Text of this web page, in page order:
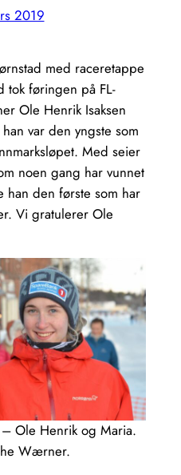
2019
med raceretappe
tok føringen på FL-
Ole Henrik Isaksen
var den yngste som
Med seier
noen gang har vunnet
han den første som har
Vi gratulerer Ole
Ole Henrik og Maria.
Wærner.